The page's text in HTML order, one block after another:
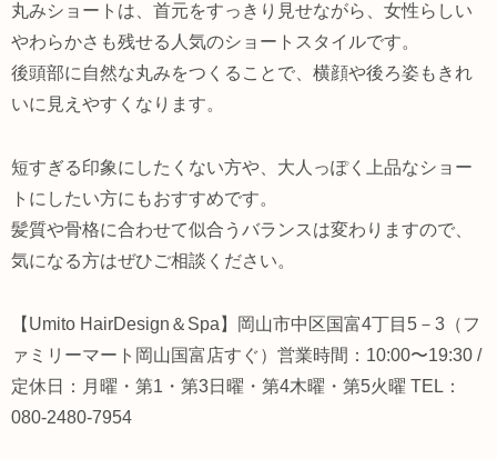
丸みショートは、首元をすっきり見せながら、女性らしい
やわらかさも残せる人気のショートスタイルです。
後頭部に自然な丸みをつくることで、横顔や後ろ姿もきれ
いに見えやすくなります。
短すぎる印象にしたくない方や、大人っぽく上品なショー
トにしたい方にもおすすめです。
髪質や骨格に合わせて似合うバランスは変わりますので、
気になる方はぜひご相談ください。
【Umito HairDesign＆Spa】岡山市中区国富4丁目5－3（フ
ァミリーマート岡山国富店すぐ）営業時間：10:00〜19:30 /
定休日：月曜・第1・第3日曜・第4木曜・第5火曜 TEL：
080-2480-7954